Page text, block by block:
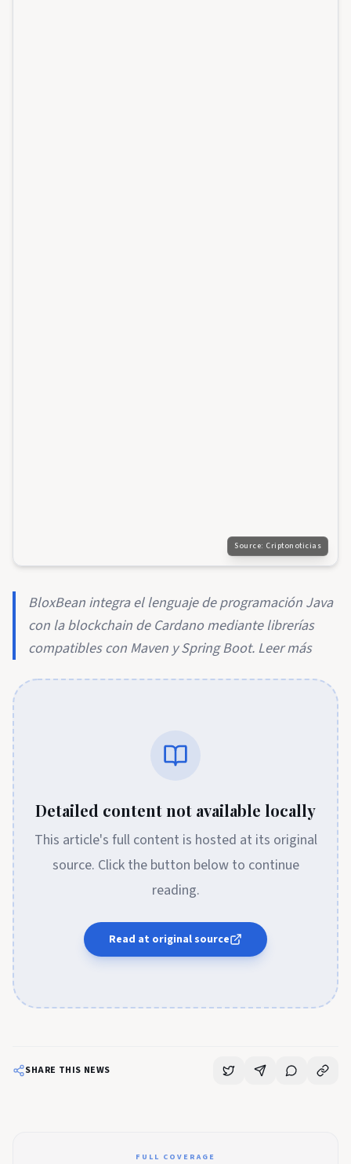
Source: Criptonoticias
BloxBean integra el lenguaje de programación Java
con la blockchain de Cardano mediante librerías
compatibles con Maven y Spring Boot. Leer más
Detailed content not available locally
This article's full content is hosted at its original
source. Click the button below to continue
reading.
Read at original source
SHARE THIS NEWS
FULL COVERAGE